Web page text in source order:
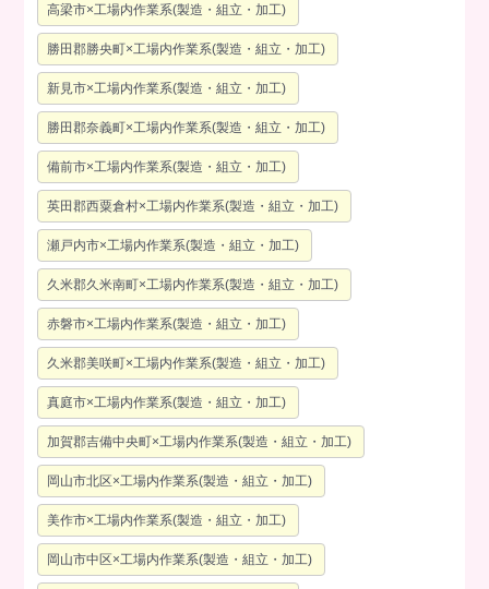
高梁市×工場内作業系(製造・組立・加工)
勝田郡勝央町×工場内作業系(製造・組立・加工)
新見市×工場内作業系(製造・組立・加工)
勝田郡奈義町×工場内作業系(製造・組立・加工)
備前市×工場内作業系(製造・組立・加工)
英田郡西粟倉村×工場内作業系(製造・組立・加工)
瀬戸内市×工場内作業系(製造・組立・加工)
久米郡久米南町×工場内作業系(製造・組立・加工)
赤磐市×工場内作業系(製造・組立・加工)
久米郡美咲町×工場内作業系(製造・組立・加工)
真庭市×工場内作業系(製造・組立・加工)
加賀郡吉備中央町×工場内作業系(製造・組立・加工)
岡山市北区×工場内作業系(製造・組立・加工)
美作市×工場内作業系(製造・組立・加工)
岡山市中区×工場内作業系(製造・組立・加工)